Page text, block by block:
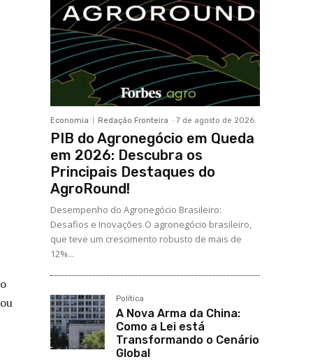
Economia Redação Fronteira - 7 de agosto de 2026
PIB do Agronegócio em Queda
em 2026: Descubra os
Principais Destaques do
AgroRound!
Desempenho do Agronegócio Brasileiro:
Desafios e Inovações O agronegócio brasileiro,
que teve um crescimento robusto de mais de
12%...
Política
A Nova Arma da China:
Como a Lei está
Transformando o Cenário
Global